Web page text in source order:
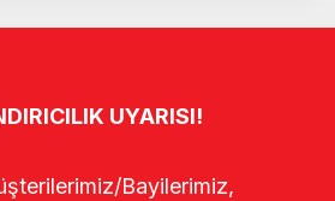
UYARISI!
Bayilerimiz,